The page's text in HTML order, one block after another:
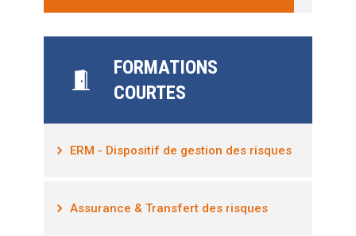
FORMATIONS
COURTES
ERM - Dispositif de gestion des risques
Assurance & Transfert des risques